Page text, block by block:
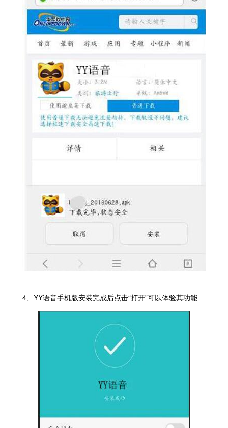
4、YY语音手机版安装完成后点击“打开”可以体验其功能